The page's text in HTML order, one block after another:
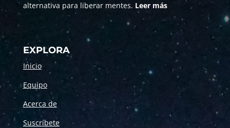
alternativa para liberar mentes. Leer más
EXPLORA
Inicio
Equipo
Acerca de
Suscríbete